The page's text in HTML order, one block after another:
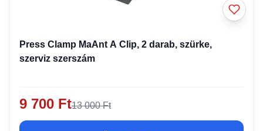
Press Clamp MaAnt A Clip, 2 darab, szürke,
szerviz szerszám
9 700 Ft13 000 Ft